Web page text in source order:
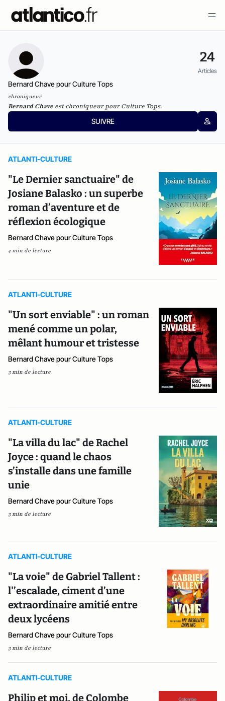
24
Articles
Bernard Chave pour Culture Tops
chroniqueur
Bernard Chave est chroniqueur pour Culture Tops.
SUIVRE
ATLANTI-CULTURE
"Le Dernier sanctuaire" de
Josiane Balasko : un superbe
roman d’aventure et de
réflexion écologique
Bernard Chave pour Culture Tops
4 min de lecture
ATLANTI-CULTURE
"Un sort enviable" : un roman
mené comme un polar,
mêlant humour et tristesse
Bernard Chave pour Culture Tops
3 min de lecture
ATLANTI-CULTURE
"La villa du lac" de Rachel
Joyce : quand le chaos
s’installe dans une famille
unie
Bernard Chave pour Culture Tops
3 min de lecture
ATLANTI-CULTURE
"La voie" de Gabriel Tallent :
l'’escalade, ciment d’une
extraordinaire amitié entre
deux lycéens
Bernard Chave pour Culture Tops
3 min de lecture
ATLANTI-CULTURE
Philip et moi, de Colombe